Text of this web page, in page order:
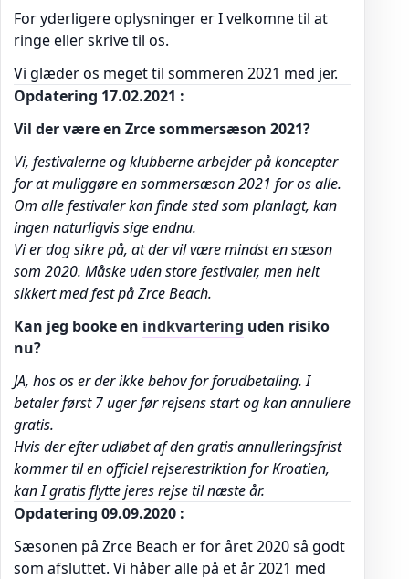
For yderligere oplysninger er I velkomne til at
ringe eller skrive til os.
Vi glæder os meget til sommeren 2021 med jer.
Opdatering 17.02.2021 :
Vil der være en Zrce sommersæson 2021?
Vi, festivalerne og klubberne arbejder på koncepter
for at muliggøre en sommersæson 2021 for os alle.
Om alle festivaler kan finde sted som planlagt, kan
ingen naturligvis sige endnu.
Vi er dog sikre på, at der vil være mindst en sæson
som 2020. Måske uden store festivaler, men helt
sikkert med fest på Zrce Beach.
Kan jeg booke en indkvartering uden risiko
nu?
JA, hos os er der ikke behov for forudbetaling. I
betaler først 7 uger før rejsens start og kan annullere
gratis.
Hvis der efter udløbet af den gratis annulleringsfrist
kommer til en officiel rejserestriktion for Kroatien,
kan I gratis flytte jeres rejse til næste år.
Opdatering 09.09.2020 :
Sæsonen på Zrce Beach er for året 2020 så godt
som afsluttet. Vi håber alle på et år 2021 med